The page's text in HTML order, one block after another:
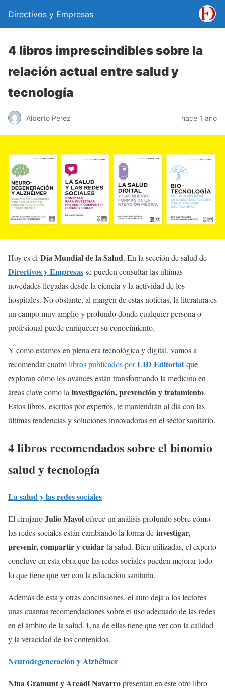
Directivos y Empresas
4 libros imprescindibles sobre la
relación actual entre salud y
tecnología
Alberto Perez hace 1 año
Hoy es el Día Mundial de la Salud. En la sección de salud de
Directivos y Empresasse pueden consultar las últimas
novedades llegadas desde la ciencia y la actividad de los
hospitales. No obstante, al margen de estas noticias, la literatura es
un campo muy amplio y profundo donde cualquier persona o
profesional puede enriquecer su conocimiento.
Y como estamos en plena era tecnológica y digital, vamos a
recomendar cuatrolibros publicados porLID Editorial que
exploran cómo los avances están transformando la medicina en
áreas clave como la investigación, prevención y tratamiento.
Estos libros, escritos por expertos, te mantendrán al día con las
últimas tendencias y soluciones innovadoras en el sector sanitario.
4 libros recomendados sobre el binomio
salud y tecnología
La salud y las redes sociales
El cirujanoJulio Mayolofrece un análisis profundo sobre cómo
las redes sociales están cambiando la forma de investigar,
prevenir, compartir y cuidar la salud. Bien utilizadas, el experto
concluye en esta obra que las redes sociales pueden mejorar todo
lo que tiene que ver con la educación sanitaria.
Además de esta y otras conclusiones, el auto deja a los lectores
unas cuantas recomendaciones sobre el uso adecuado de las redes
en el ámbito de la salud. Una de ellas tiene que ver con la calidad
y la veracidad de los contenidos.
Neurodegeneración y Alzhéimer
Nina Gramunt y Arcadi Navarropresentan en este otro libro